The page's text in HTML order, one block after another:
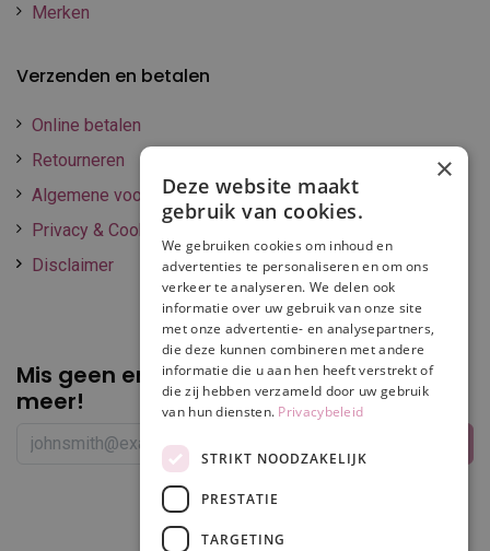
Merken
Verzenden en betalen
Online betalen
Retourneren
Algemene voorwaarden
Privacy & Cookie policy
Disclaimer
Mis geen enkelepromotie of korting
meer!
×
Deze website maakt
gebruik van cookies.
We gebruiken cookies om inhoud en
advertenties te personaliseren en om ons
verkeer te analyseren. We delen ook
informatie over uw gebruik van onze site
met onze advertentie- en analysepartners,
die deze kunnen combineren met andere
informatie die u aan hen heeft verstrekt of
die zij hebben verzameld door uw gebruik
van hun diensten. Privacybeleid
STRIKT NOODZAKELIJK
PRESTATIE
TARGETING